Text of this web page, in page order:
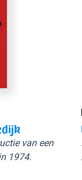
van een
1974.